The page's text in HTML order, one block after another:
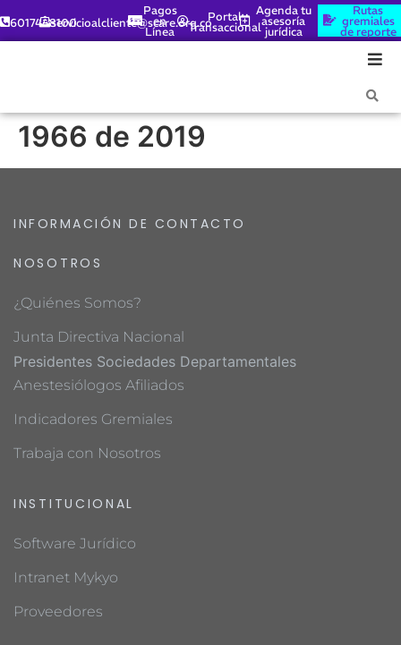
6017448100servicioalcliente@scare.org.co
Pagos
en
Línea
Portal
Transaccional
Agenda tu
asesoría
jurídica
Rutas
gremiales
de reporte
1966 de 2019
INFORMACIÓN DE CONTACTO
NOSOTROS
¿Quiénes Somos?
Junta Directiva Nacional
Presidentes Sociedades Departamentales
Anestesiólogos Afiliados
Indicadores Gremiales
Trabaja con Nosotros
INSTITUCIONAL
Software Jurídico
Intranet Mykyo
Proveedores